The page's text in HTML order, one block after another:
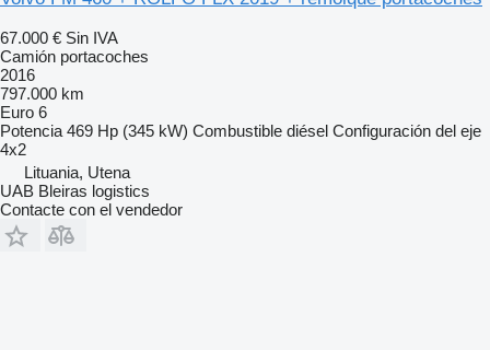
67.000 € Sin IVA
Camión portacoches
2016
797.000 km
Euro 6
Potencia 469 Hp (345 kW) Combustible diésel Configuración del eje
4x2
Lituania, Utena
UAB Bleiras logistics
Contacte con el vendedor